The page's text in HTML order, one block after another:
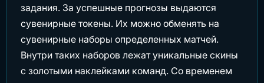
задания. За успешные прогнозы выдаются
сувенирные токены. Их можно обменять на
сувенирные наборы определенных матчей.
Внутри таких наборов лежат уникальные скины
с золотыми наклейками команд. Со временем